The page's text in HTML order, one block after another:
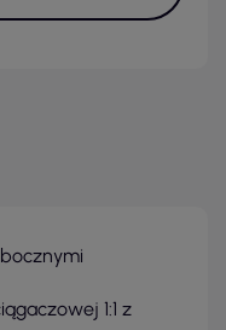
1:1 z